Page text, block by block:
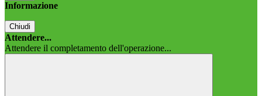
Informazione
Chiudi
Attendere...
Attendere il completamento dell'operazione...